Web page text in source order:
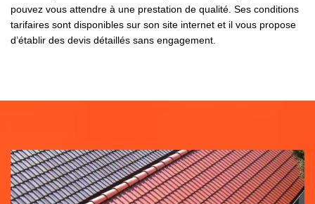
pouvez vous attendre à une prestation de qualité. Ses conditions
tarifaires sont disponibles sur son site internet et il vous propose
d’établir des devis détaillés sans engagement.